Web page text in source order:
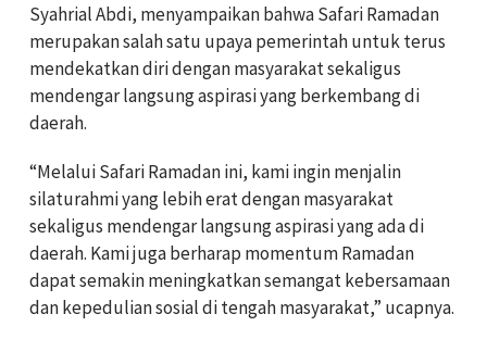
Syahrial Abdi, menyampaikan bahwa Safari Ramadan
merupakan salah satu upaya pemerintah untuk terus
mendekatkan diri dengan masyarakat sekaligus
mendengar langsung aspirasi yang berkembang di
daerah.
“Melalui Safari Ramadan ini, kami ingin menjalin
silaturahmi yang lebih erat dengan masyarakat
sekaligus mendengar langsung aspirasi yang ada di
daerah. Kami juga berharap momentum Ramadan
dapat semakin meningkatkan semangat kebersamaan
dan kepedulian sosial di tengah masyarakat,” ucapnya.